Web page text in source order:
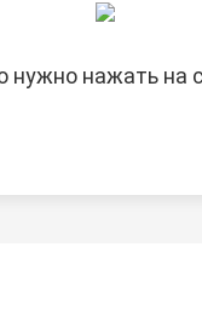
нужно нажать на
нужно нажать на
нужно нажать на